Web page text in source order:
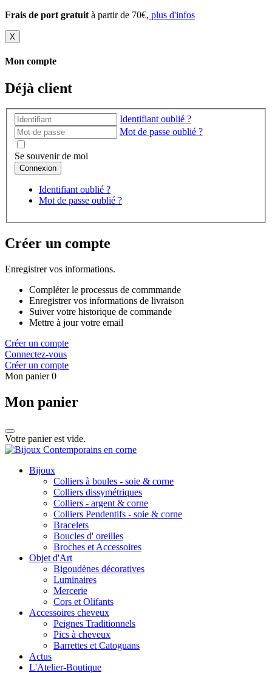
Frais de port gratuit à partir de 70€, plus d'infos
X
Mon compte
Déjà client
Identifiant oublié ?
Mot de passe oublié ?
Se souvenir de moi
Identifiant oublié ?
Mot de passe oublié ?
Créer un compte
Enregistrer vos informations.
Compléter le processus de commmande
Enregistrer vos informations de livraison
Suiver votre historique de commande
Mettre à jour votre email
Créer un compte
Connectez-vous
Créer un compte
Mon panier 0
Mon panier
Votre panier est vide.
Bijoux
Colliers à boules - soie & corne
Colliers dissymétriques
Colliers - argent & corne
Colliers Pendentifs - soie & corne
Bracelets
Boucles d' oreilles
Broches et Accessoires
Objet d'Art
Bigoudènes décoratives
Luminaires
Mercerie
Cors et Olifants
Accessoires cheveux
Peignes Traditionnels
Pics à cheveux
Barrettes et Catoguans
Actus
L'Atelier-Boutique